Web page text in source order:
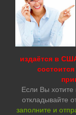
издаётся в
Если Вы
откладывайте
заполните и